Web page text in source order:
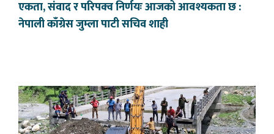
एकता, संवाद र परिपक्व निर्णयः आजको आवश्यकता छ :
नेपाली काँग्रेस जुम्ला पाटी सचिव शाही